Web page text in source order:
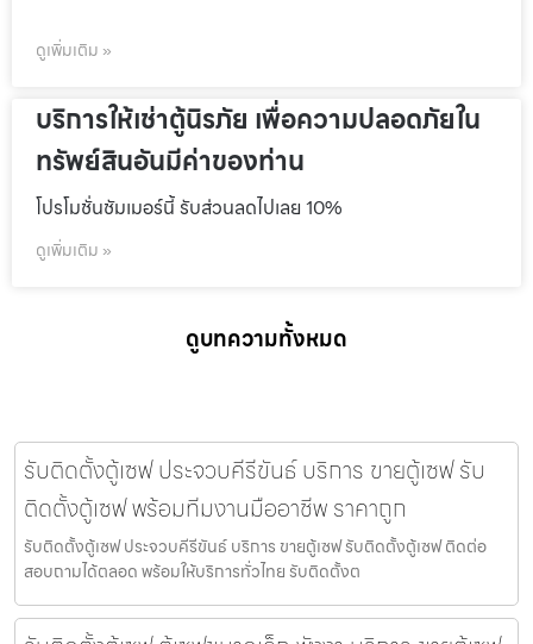
ดูเพิ่มเติม »
บริการให้เช่าตู้นิรภัย เพื่อความปลอดภัยใน
ทรัพย์สินอันมีค่าของท่าน
โปรโมชั่นชัมเมอร์นี้ รับส่วนลดไปเลย 10%
ดูเพิ่มเติม »
ดูบทความทั้งหมด
รับติดตั้งตู้เซฟ ประจวบคีรีขันธ์ บริการ ขายตู้เซฟ รับ
ติดตั้งตู้เซฟ พร้อมทีมงานมืออาชีพ ราคาถูก
รับติดตั้งตู้เซฟ ประจวบคีรีขันธ์ บริการ ขายตู้เซฟ รับติดตั้งตู้เซฟ ติดต่อ
สอบถามได้ตลอด พร้อมให้บริการทั่วไทย รับติดตั้งต